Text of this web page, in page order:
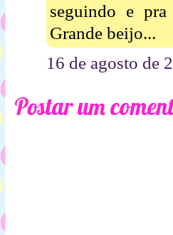
seguindo e
Grande beijo...
16 de agosto de
Postar um